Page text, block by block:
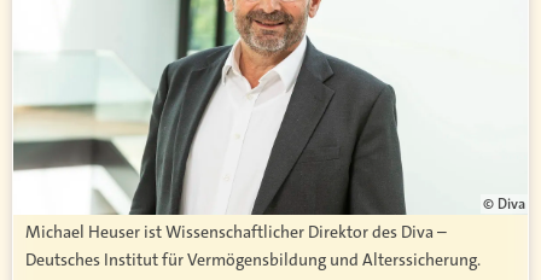
© Diva
Michael Heuser ist Wissenschaftlicher Direktor des Diva –
Deutsches Institut für Vermögensbildung und Alterssicherung.